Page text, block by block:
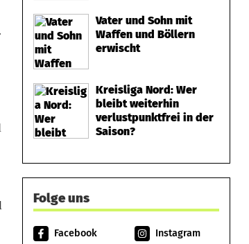
Vater und Sohn mit
Waffen und Böllern
erwischt
Kreisliga Nord: Wer
bleibt weiterhin
verlustpunktfrei in der
Saison?
Folge uns
Facebook
Instagram